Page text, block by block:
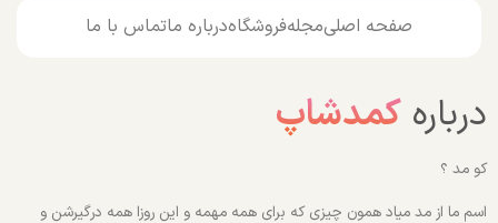
صفحه اصلیمجلهفروشگاهدرباره ماتماس با ما
درباره کمدشاپ
کو مد ؟
اسم ما از مد میاد همون چیزی که برای همه مهمه و این روزا همه درگیرشن و